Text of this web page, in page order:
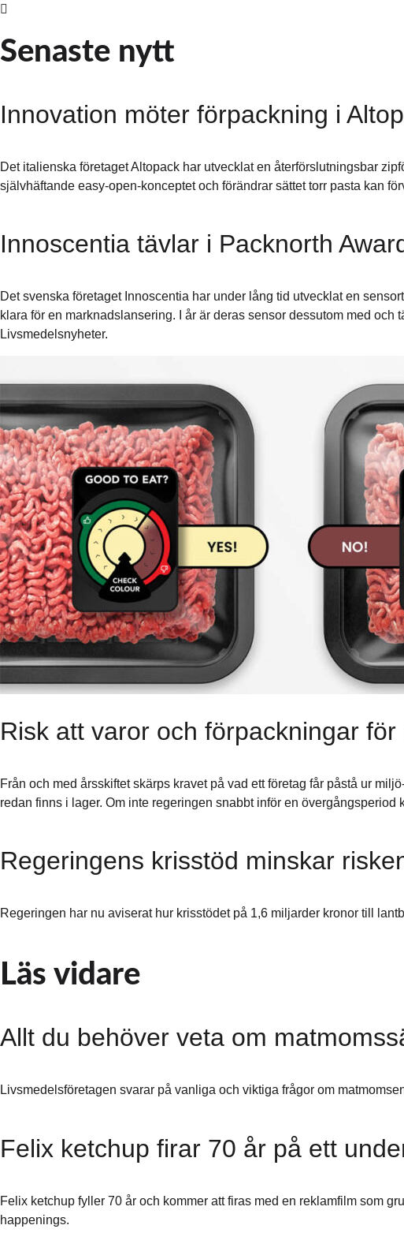
Senaste nytt
Innovation möter förpackning i
Det italienska företaget Altopack har utvecklat en återförslutningsbar
självhäftande easy-open-konceptet och förändrar sättet torr pasta kan
Innoscentia tävlar i Packnorth
Det svenska företaget Innoscentia har under lång tid utvecklat en
klara för en marknadslansering. I år är deras sensor dessutom med
Livsmedelsnyheter.
Risk att varor och förpackningar
Från och med årsskiftet skärps kravet på vad ett företag får påstå ur
redan finns i lager. Om inte regeringen snabbt inför en
Regeringens krisstöd minskar
Regeringen har nu aviserat hur krisstödet på 1,6 miljarder kronor till
Läs vidare
Allt du behöver veta om
Livsmedelsföretagen svarar på vanliga och viktiga frågor om
Felix ketchup firar 70 år på ett
Felix ketchup fyller 70 år och kommer att firas med en reklamfilm som
happenings.